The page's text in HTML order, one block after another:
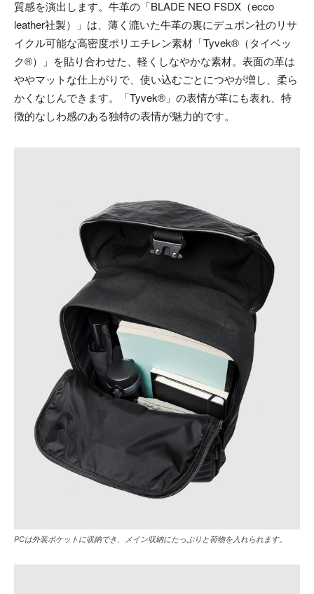
質感を演出します。牛革の「BLADE NEO FSDX（ecco
leather社製）」は、薄く漉いた牛革の裏にデュポン社のリサ
イクル可能な高密度ポリエチレン素材「Tyvek®（タイベッ
ク®）」を貼り合わせた、軽くしなやかな素材。表面の革は
ややマットな仕上がりで、使い込むごとにつやが増し、柔ら
かくなじんできます。「Tyvek®」の表情が革にも表れ、特
徴的なしわ感のある独特の表情が魅力的です。
PCは外装ポケットに収納でき、メイン収納にたっぷりと荷物を入れられます。